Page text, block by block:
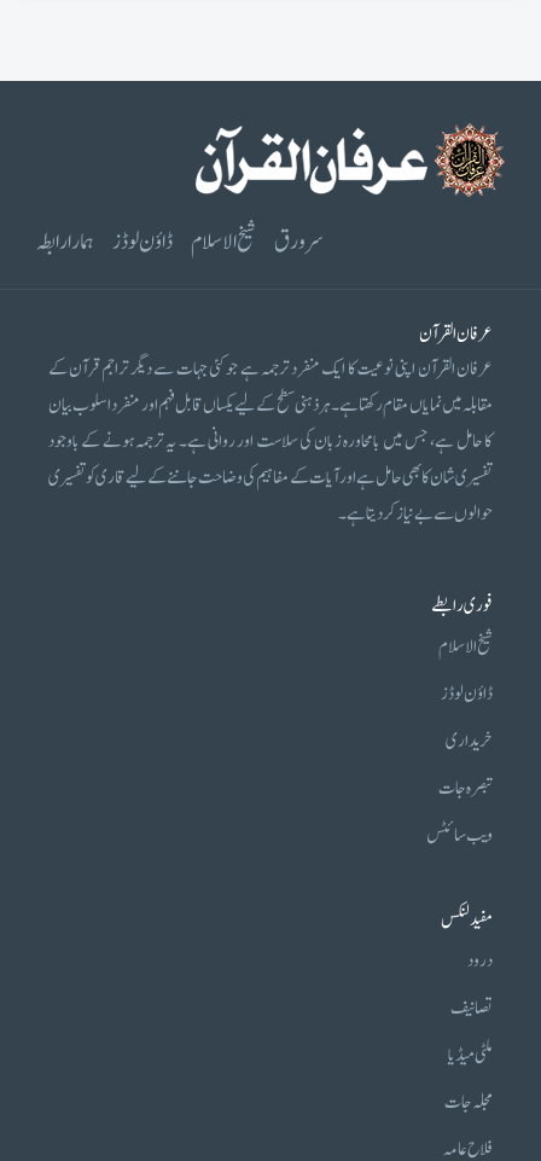
سرورق شیخ الاسلام ڈاؤن لوڈز ہمارا رابطہ
عرفان القرآن
عرفان القرآن اپنی نوعیت کا ایک منفرد ترجمہ ہے جو کئی جہات سے دیگر تراجم قرآن کے
مقابلہ میں نمایاں مقام رکھتا ہے۔ ہر ذہنی سطح کے لیے یکساں قابل فہم اور منفرد اسلوب بیان
کا حامل ہے، جس میں بامحاورہ زبان کی سلاست اور روانی ہے۔ یہ ترجمہ ہونے کے باوجود
تفسیری شان کا بھی حامل ہے اور آیات کے مفاہیم کی وضاحت جاننے کے لیے قاری کو تفسیری
حوالوں سے بے نیاز کر دیتا ہے۔
فوری رابطے
شیخ الاسلام
ڈاؤن لوڈز
خریداری
تبصرہ جات
ویب سائٹس
مفید لنکس
درود
تصانیف
ملٹی میڈیا
مجلہ جات
فلاح عامہ